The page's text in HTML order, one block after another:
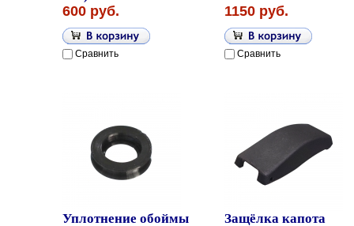
600 руб.
Сравнить
1150 руб.
Сравнить
Уплотнение обоймы
Защёлка капота